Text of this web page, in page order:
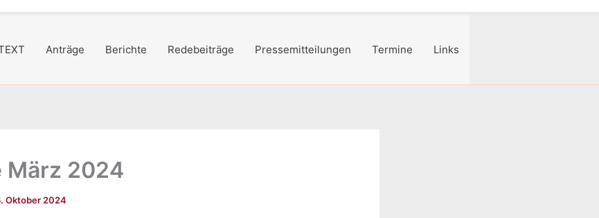
Anträge Berichte Redebeiträge Pressemitteilungen Termine Links
März 2024
Oktober 2024